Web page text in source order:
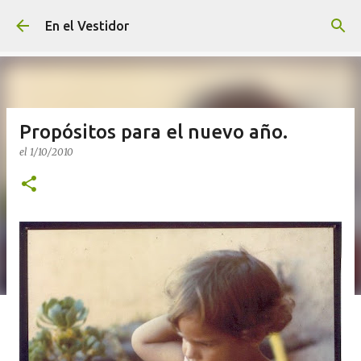
Ir al contenido principal
En el Vestidor
Propósitos para el nuevo año.
el 1/10/2010